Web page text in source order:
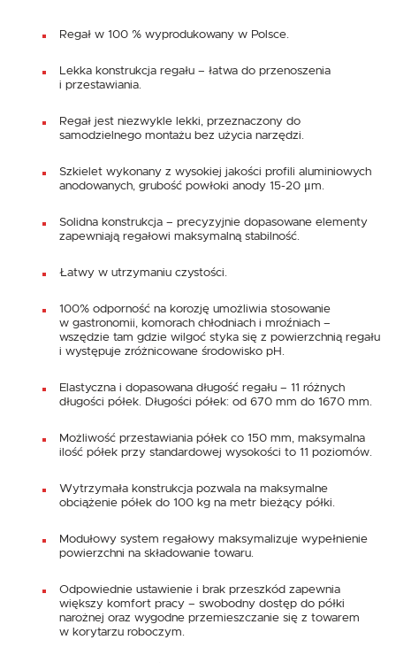
Regał w 100 % wyprodukowany w Polsce.
Lekka konstrukcja regału – łatwa do przenoszenia
i przestawiania.
Regał jest niezwykle lekki, przeznaczony do
samodzielnego montażu bez użycia narzędzi.
Szkielet wykonany z wysokiej jakości profili aluminiowych
anodowanych, grubość powłoki anody 15-20 μm.
Solidna konstrukcja – precyzyjnie dopasowane elementy
zapewniają regałowi maksymalną stabilność.
Łatwy w utrzymaniu czystości.
100% odporność na korozję umożliwia stosowanie
w gastronomii, komorach chłodniach i mroźniach –
wszędzie tam gdzie wilgoć styka się z powierzchnią regału
i występuje zróżnicowane środowisko pH.
Elastyczna i dopasowana długość regału – 11 różnych
długości półek. Długości półek: od 670 mm do 1670 mm.
Możliwość przestawiania półek co 150 mm, maksymalna
ilość półek przy standardowej wysokości to 11 poziomów.
Wytrzymała konstrukcja pozwala na maksymalne
obciążenie półek do 100 kg na metr bieżący półki.
Modułowy system regałowy maksymalizuje wypełnienie
powierzchni na składowanie towaru.
Odpowiednie ustawienie i brak przeszkód zapewnia
większy komfort pracy – swobodny dostęp do półki
narożnej oraz wygodne przemieszczanie się z towarem
w korytarzu roboczym.